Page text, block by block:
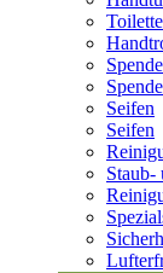
Seifen
Seifen
Staub-